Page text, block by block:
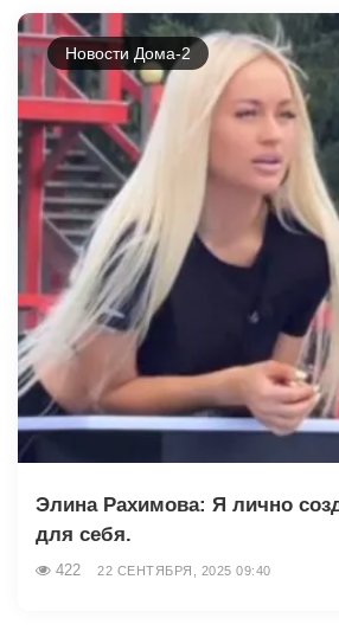
Новости Дома-2
Элина Рахимова: Я лично
для себя.
422 22 СЕНТЯБРЯ, 2025 09:40